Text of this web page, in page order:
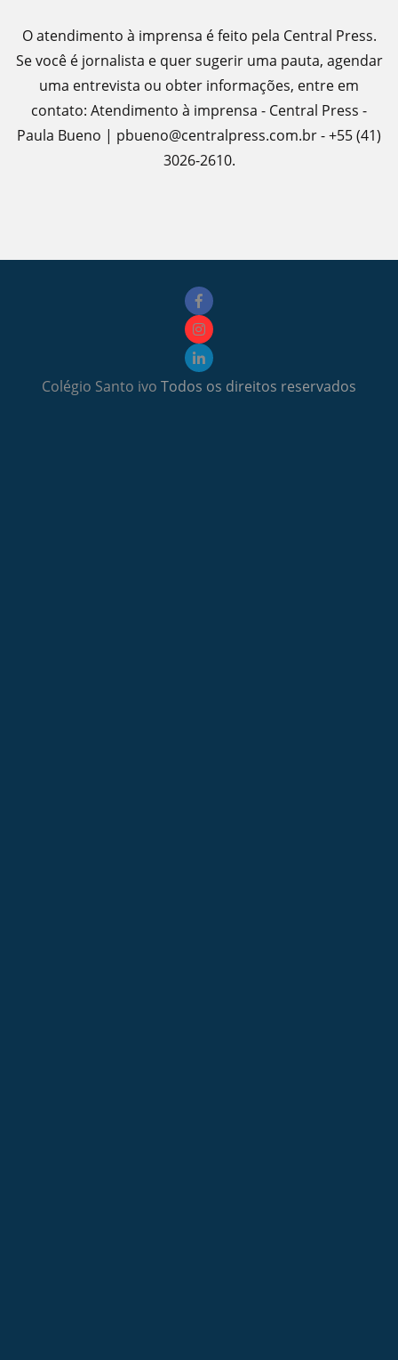
O atendimento à imprensa é feito pela Central Press.
Se você é jornalista e quer sugerir uma pauta, agendar
uma entrevista ou obter informações, entre em
contato: Atendimento à imprensa - Central Press -
Paula Bueno | pbueno@centralpress.com.br - +55 (41)
3026-2610.
Colégio Santo ivo Todos os direitos reservados